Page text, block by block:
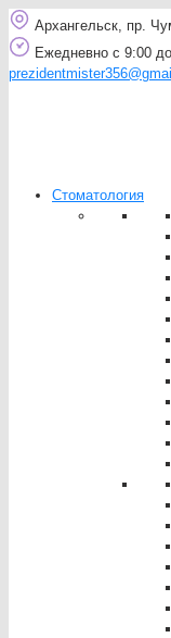
Архангельск, пр.
Ежедневно с 9:00
Стоматология